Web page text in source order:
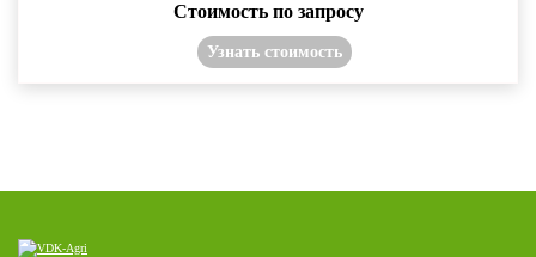
Стоимость по запросу
Узнать стоимость